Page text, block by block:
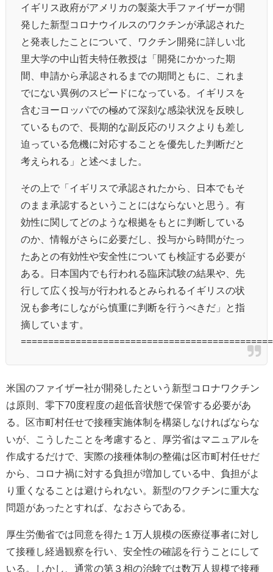
イギリス政府がアメリカの製薬大手ファイザーが開
発した新型コロナウイルスのワクチンが承認された
と発表したことについて、ワクチン開発に詳しい北
里大学の中山哲夫特任教授は「開発にかかった期
間、申請から承認されるまでの期間ともに、これま
でにない異例のスピードになっている。イギリスを
含むヨーロッパでの極めて深刻な感染状況を反映し
ているもので、長期的な副反応のリスクよりも差し
迫っている危機に対応することを優先した判断だと
考えられる」と述べました。
その上で「イギリスで承認されたから、日本でもそ
のまま承認するということにはならないと思う。有
効性に関してどのような根拠をもとに判断している
のか、情報がさらに必要だし、投与から時間がたっ
たあとの有効性や安全性についても検証する必要が
ある。日本国内でも行われる臨床試験の結果や、先
行して広く投与が行われるとみられるイギリスの状
況も参考にしながら慎重に判断を行うべきだ」と指
摘しています。
米国のファイザー社が開発したという新型コロナワクチン
は原則、零下70度程度の超低音状態で保管する必要があ
る。区市町村任せで接種実施体制を構築しなければならな
いが、こうしたことを考慮すると、厚労省はマニュアルを
作成するだけで、実際の接種体制の整備は区市町村任せだ
から、コロナ禍に対する負担が増加している中、負担がよ
り重くなることは避けられない。新型のワクチンに重大な
問題があったとすれば、なおさらである。
厚生労働省では同意を得た１万人規模の医療従事者に対し
て接種し経過観察を行い、安全性の確認を行うことにして
いる。しかし、通常の第３相の治験では数万人規模で接種